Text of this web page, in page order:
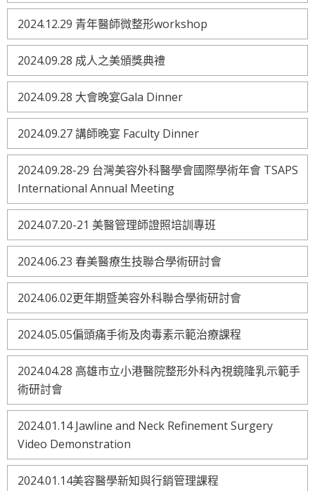
2024.12.29 青年醫師微整形workshop
2024.09.28 成人之美頒獎典禮
2024.09.28 大會晚宴Gala Dinner
2024.09.27 講師晚宴 Faculty Dinner
2024.09.28-29 台灣美容外科醫學會國際學術年會 TSAPS
International Annual Meeting
2024.07.20-21 美醫管理師證照培訓專班
2024.06.23 春美醫療生技聯合學術研討會
2024.06.02更年期暨美容外科聯合學術研討會
2024.05.05偏頭痛手術及肉毒素示範治療課程
2024.04.28 高雄市立小港醫院整形外科內視鏡隆乳示範手
術研討會
2024.01.14 Jawline and Neck Refinement Surgery
Video Demonstration
2024.01.14美容醫學新知與行銷管理課程